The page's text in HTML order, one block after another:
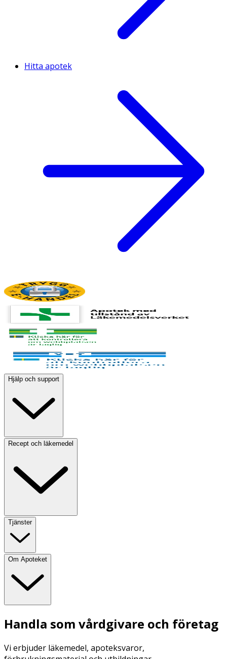
Hitta apotek
Hjälp och support
Recept och läkemedel
Tjänster
Om Apoteket
Handla som vårdgivare och företag
Vi erbjuder läkemedel, apoteksvaror,